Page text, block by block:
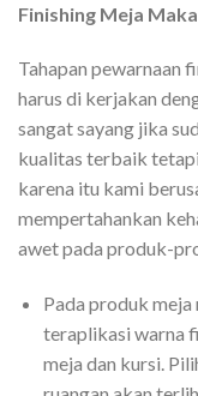
Finishing Meja
Tahapan pewarnaan
harus di kerjakan
sangat sayang jika
kualitas terbaik
karena itu kami
mempertahankan
awet pada produk-
Pada produk
teraplikasi warna
meja dan kursi.